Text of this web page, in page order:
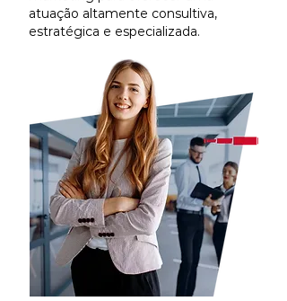
atuação altamente consultiva,
estratégica e especializada.